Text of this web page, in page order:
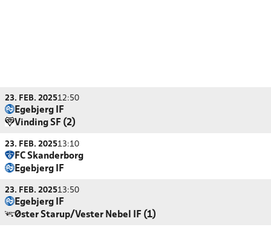
23. FEB. 202512:50
Egebjerg IF
Vinding SF (2)
23. FEB. 202513:10
FC Skanderborg
Egebjerg IF
23. FEB. 202513:50
Egebjerg IF
Øster Starup/Vester Nebel IF (1)